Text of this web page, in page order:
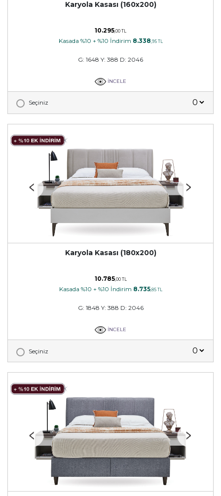
Karyola Kasası (160x200)
10.295 ,00 TL
Kasada %10 + %10 İndirim 8.338 ,95 TL
G: 1648 Y: 388 D: 2046
İNCELE
Seçiniz
Karyola Kasası (180x200)
10.785,00 TL
Kasada %10 + %10 İndirim 8.735,85 TL
G: 1848 Y: 388 D: 2046
İNCELE
Seçiniz